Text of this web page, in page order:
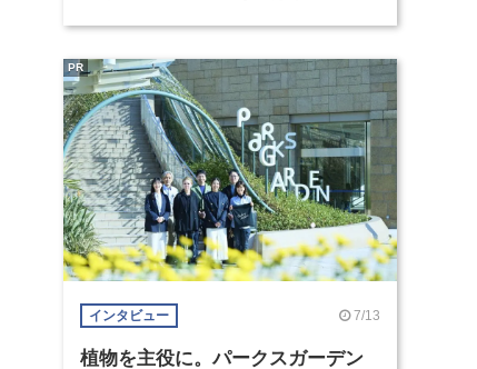
インタビュー 7/13
植物を主役に。パークスガーデン
PR